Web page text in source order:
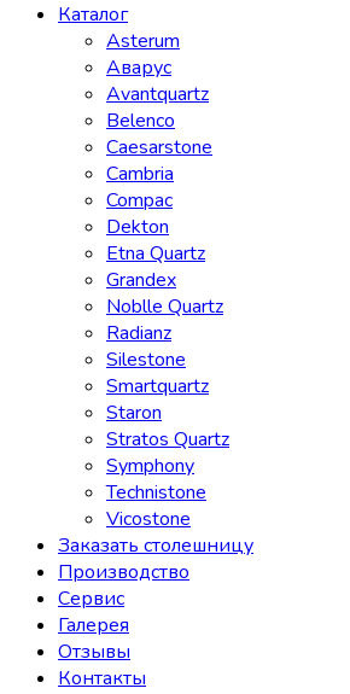
Каталог
Asterum
Аварус
Avantquartz
Belenco
Caesarstone
Cambria
Compac
Dekton
Etna Quartz
Grandex
Noblle Quartz
Radianz
Silestone
Smartquartz
Staron
Stratos Quartz
Symphony
Technistone
Vicostone
Заказать столешницу
Производство
Сервис
Галерея
Отзывы
Контакты